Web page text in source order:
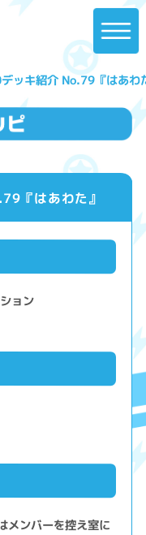
ッキ紹介 No.79『はあわ
『はあわた』
ョン
メンバーを控え室に